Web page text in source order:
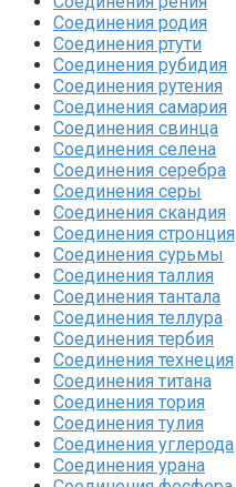
Соединения родия‎
Соединения ртути‎
Соединения рубидия‎
Соединения рутения‎
Соединения самария‎
Соединения свинца‎
Соединения селена‎
Соединения серебра‎
Соединения серы‎
Соединения скандия
Соединения стронция‎
Соединения сурьмы
Соединения таллия‎
Соединения тантала‎
Соединения теллура‎
Соединения тербия‎
Соединения технеция‎
Соединения титана
Соединения тория‎
Соединения тулия‎
Соединения углерода‎
Соединения урана‎